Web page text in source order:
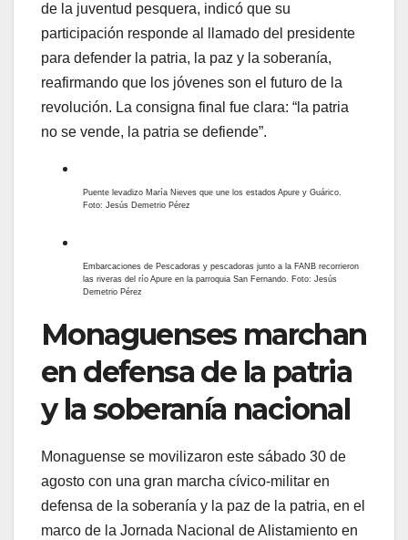
de la juventud pesquera, indicó que su
participación responde al llamado del presidente
para defender la patria, la paz y la soberanía,
reafirmando que los jóvenes son el futuro de la
revolución. La consigna final fue clara: “la patria
no se vende, la patria se defiende”.
Puente levadizo María Nieves que une los estados Apure y Guárico.
Foto: Jesús Demetrio Pérez
Embarcaciones de Pescadoras y pescadoras junto a la FANB recorrieron
las riveras del río Apure en la parroquia San Fernando. Foto: Jesús
Demetrio Pérez
Monaguenses marchan
en defensa de la patria
y la soberanía nacional
Monaguense se movilizaron este sábado 30 de
agosto con una gran marcha cívico-militar en
defensa de la soberanía y la paz de la patria, en el
marco de la Jornada Nacional de Alistamiento en